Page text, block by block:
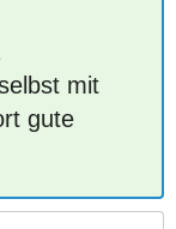
mit
gute